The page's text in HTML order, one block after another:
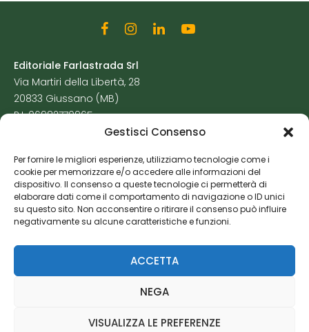
Gestisci Consenso
Per fornire le migliori esperienze, utilizziamo tecnologie come i
cookie per memorizzare e/o accedere alle informazioni del
dispositivo. Il consenso a queste tecnologie ci permetterà di
elaborare dati come il comportamento di navigazione o ID unici
su questo sito. Non acconsentire o ritirare il consenso può influire
negativamente su alcune caratteristiche e funzioni.
ACCETTA
NEGA
VISUALIZZA LE PREFERENZE
Editoriale Farlastrada Srl
Via Martiri della Libertà, 28
20833 Giussano (MB)
P.I. 06982770965
Cookie Policy
Risorse Aggiuntive